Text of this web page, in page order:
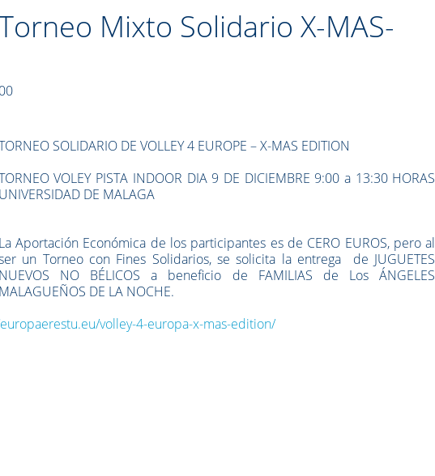
Mixto Solidario X-MAS-
SOLIDARIO DE VOLLEY 4 EUROPE – X-MAS EDITION
VOLEY PISTA INDOOR DIA 9 DE DICIEMBRE 9:00 a 13:30 HORAS
UNIVERSIDAD DE MALAGA
La Aportación Económica de los participantes es de CERO EUROS, pero al
un Torneo con Fines Solidarios, se solicita la entrega de JUGUETES
NUEVOS NO BÉLICOS a beneficio de FAMILIAS de Los ÁNGELES
MALAGUEÑOS DE LA NOCHE.
volley-4-europa-x-mas-edition/